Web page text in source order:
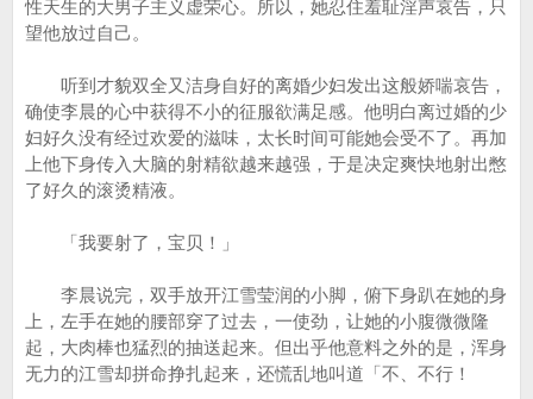
性天生的大男子主义虚荣心。所以，她忍住羞耻淫声哀告，只
望他放过自己。
听到才貌双全又洁身自好的离婚少妇发出这般娇喘哀告，
确使李晨的心中获得不小的征服欲满足感。他明白离过婚的少
妇好久没有经过欢爱的滋味，太长时间可能她会受不了。再加
上他下身传入大脑的射精欲越来越强，于是决定爽快地射出憋
了好久的滚烫精液。
「我要射了，宝贝！」
李晨说完，双手放开江雪莹润的小脚，俯下身趴在她的身
上，左手在她的腰部穿了过去，一使劲，让她的小腹微微隆
起，大肉棒也猛烈的抽送起来。但出乎他意料之外的是，浑身
无力的江雪却拼命挣扎起来，还慌乱地叫道「不、不行！